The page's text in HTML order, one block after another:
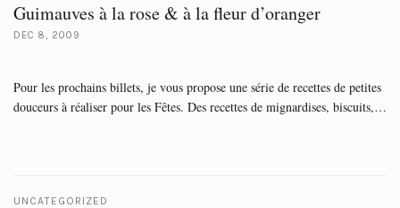
Guimauves à la rose & à la fleur d’oranger
DEC 8, 2009
Pour les prochains billets, je vous propose une série de recettes de petites
douceurs à réaliser pour les Fêtes. Des recettes de mignardises, biscuits,…
UNCATEGORIZED